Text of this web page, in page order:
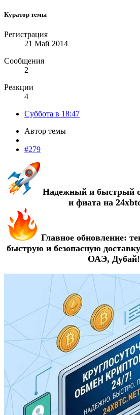
Куратор темы
Регистрация
21 Май 2014
Сообщения
2
Реакции
4
Суббота в 18:47
Автор темы
#279
Надежный и быстрый
и фиата на
Главное обновление:
быструю и безопасную
ОАЭ, Дубай!